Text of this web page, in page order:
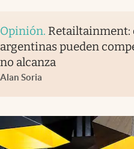
Opinión. Retailtainment:
argentinas pueden
no alcanza
Alan Soria